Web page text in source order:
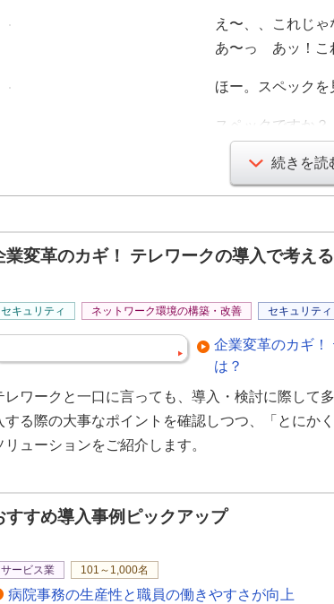
え〜、、これじゃ
あ〜っ あッ！こ
ほー。スペックを
スペックですか？
このカタログも
います。
ふーん。型落ち
お客様のところへ
れば、納得でしょ
シナリオ機能、
し！
よーし。行ってき
す。
スペックはこうな
ありがとうござい
続きを読
業変革のカギ！ テレワークの導入で考え
セキュリティ ネットワーク環境の構築・改善 セキュリテ
企業変革のカギ！
は？
レワークと一口に言っても、導入・検討に際して
する際の大事なポイントを確認しつつ、「とにか
リューションをご紹介します。
すすめ導入事例ピックアップ
サービス業 101～1,000名
病院事務の生産性と職員の働きやすさが向上